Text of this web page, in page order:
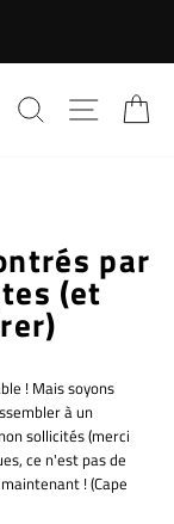
par
(et
! Mais soyons
à un
sollicités (merci
ce n'est pas de
! (Cape